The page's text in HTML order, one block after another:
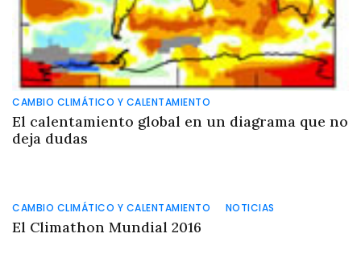
CAMBIO CLIMÁTICO Y CALENTAMIENTO
El calentamiento global en un diagrama que no
deja dudas
CAMBIO CLIMÁTICO Y CALENTAMIENTO NOTICIAS
El Climathon Mundial 2016